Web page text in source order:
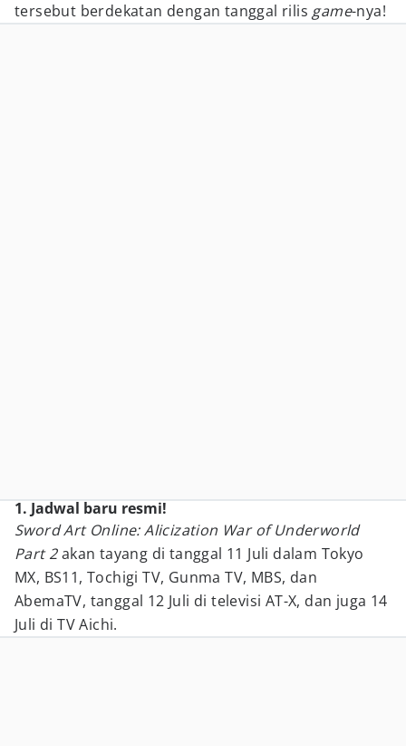
tersebut berdekatan dengan tanggal rilis game-nya!
1. Jadwal baru resmi!
Sword Art Online: Alicization War of Underworld
Part 2akan tayang di tanggal 11 Juli dalam Tokyo
MX, BS11, Tochigi TV, Gunma TV, MBS, dan
AbemaTV, tanggal 12 Juli di televisi AT-X, dan juga 14
Juli di TV Aichi.